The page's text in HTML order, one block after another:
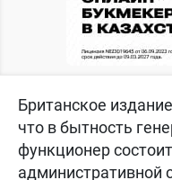
Британское издание
что в бытность
функционер
административной